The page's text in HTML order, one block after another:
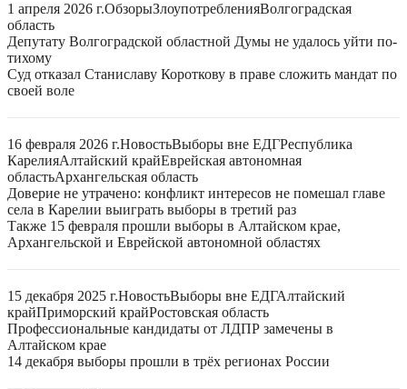
1 апреля 2026 г.ОбзорыЗлоупотребленияВолгоградская
область
Депутату Волгоградской областной Думы не удалось уйти по-
тихому
Суд отказал Станиславу Короткову в праве сложить мандат по
своей воле
16 февраля 2026 г.НовостьВыборы вне ЕДГРеспублика
КарелияАлтайский крайЕврейская автономная
областьАрхангельская область
Доверие не утрачено: конфликт интересов не помешал главе
села в Карелии выиграть выборы в третий раз
Также 15 февраля прошли выборы в Алтайском крае,
Архангельской и Еврейской автономной областях
15 декабря 2025 г.НовостьВыборы вне ЕДГАлтайский
крайПриморский крайРостовская область
Профессиональные кандидаты от ЛДПР замечены в
Алтайском крае
14 декабря выборы прошли в трёх регионах России